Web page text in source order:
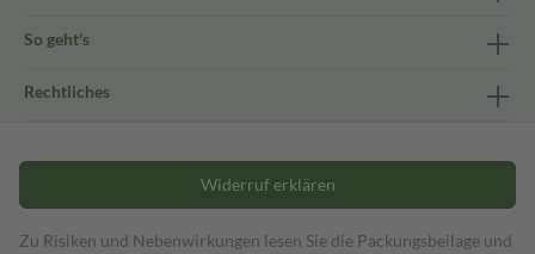
So geht's
Rechtliches
Widerruf erklären
Zu Risiken und Nebenwirkungen lesen Sie die Packungsbeilage und